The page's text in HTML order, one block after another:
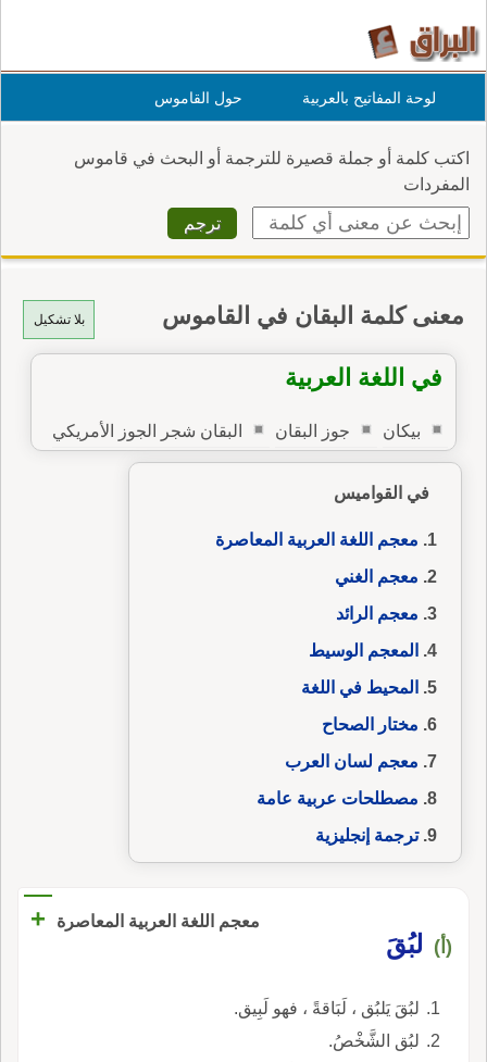
لوحة المفاتيح بالعربية حول القاموس
اكتب كلمة أو جملة قصيرة للترجمة أو البحث في قاموس
المفردات
بلا تشكيل معنى كلمة البقان في القاموس
في اللغة العربية
بيكان جوز البقان البقان شجر الجوز الأمريكي
في القواميس
معجم اللغة العربية المعاصرة
معجم الغني
معجم الرائد
المعجم الوسيط
المحيط في اللغة
مختار الصحاح
معجم لسان العرب
مصطلحات عربية عامة
ترجمة إنجليزية
معجم اللغة العربية المعاصرة +
(أ) لبُقَ
لبُقَ يَلبُق ، لَبَاقةً ، فهو لَبِيق.
لبُق الشَّخْصُ.